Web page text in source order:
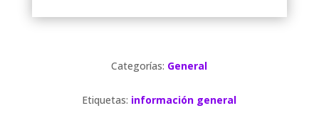
Categorías: General
Etiquetas: información general